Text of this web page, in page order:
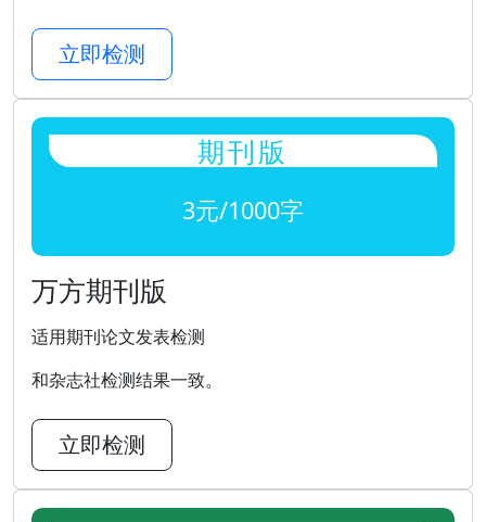
立即检测
期刊版
3元/1000字
万方期刊版
适用期刊论文发表检测
和杂志社检测结果一致。
立即检测